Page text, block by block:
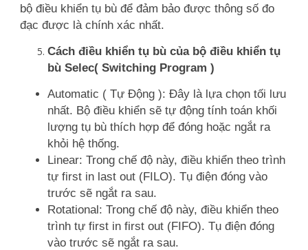
bộ điều khiển tụ bù để đảm bảo được thông số đo
đạc được là chính xác nhất.
Cách điều khiển tụ bù của bộ điều khiển tụ
bù Selec( Switching Program )
Automatic ( Tự Động ): Đây là lựa chọn tối lưu
nhất. Bộ điều khiển sẽ tự động tính toán khối
lượng tụ bù thích hợp để đóng hoặc ngắt ra
khỏi hệ thống.
Linear: Trong chế độ này, điều khiển theo trình
tự first in last out (FILO). Tụ điện đóng vào
trước sẽ ngắt ra sau.
Rotational: Trong chế độ này, điều khiển theo
trình tự first in first out (FIFO). Tụ điện đóng
vào trước sẽ ngắt ra sau.